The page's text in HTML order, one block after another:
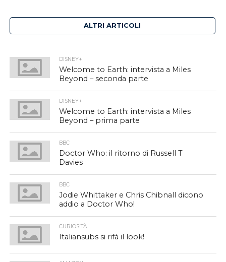
ALTRI ARTICOLI
DISNEY+
Welcome to Earth: intervista a Miles
Beyond – seconda parte
DISNEY+
Welcome to Earth: intervista a Miles
Beyond – prima parte
BBC
Doctor Who: il ritorno di Russell T
Davies
BBC
Jodie Whittaker e Chris Chibnall dicono
addio a Doctor Who!
CURIOSITÀ
Italiansubs si rifà il look!